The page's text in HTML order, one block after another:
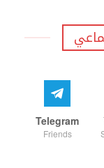
Telegram
Friends